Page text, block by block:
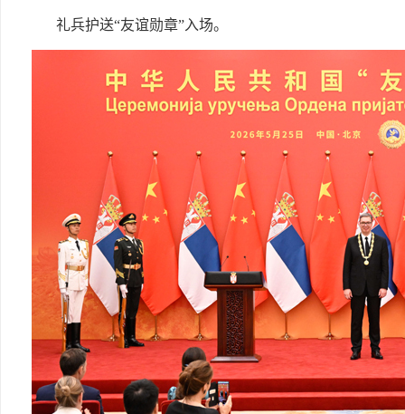
礼兵护送“友谊勋章”入场。